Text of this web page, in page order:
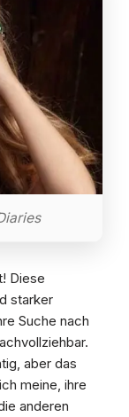
Diese
starker
Suche nach
aber das
meine, ihre
anderen